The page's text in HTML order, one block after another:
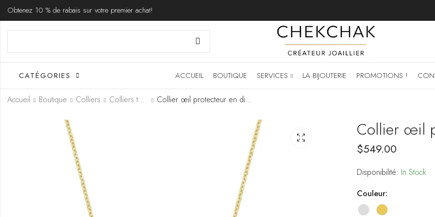
Obtenez 10 % de rabais sur votre premier achat!
CATÉGORIES ACCUEIL BOUTIQUE SERVICES LA BIJOUTERIE PROMOTIONS !
Accueil Boutique Colliers Colliers tendance Collier œil protecteur en diamants
Collier œil
$549.00
Disponibilité: In Stock
Couleur: